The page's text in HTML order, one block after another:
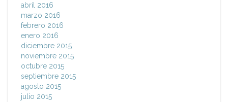
abril 2016
marzo 2016
febrero 2016
enero 2016
diciembre 2015
noviembre 2015
octubre 2015
septiembre 2015
agosto 2015
julio 2015